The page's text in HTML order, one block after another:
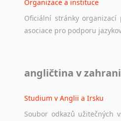
Organizace a instituce
Oficiální stránky organizací
asociace pro podporu
Ať už se jedná o česká
angličtina v
Studium v Anglii a Irsku
Soubor odkazů užitečných